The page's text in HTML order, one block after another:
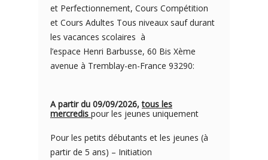
et Perfectionnement, Cours Compétition
et Cours Adultes Tous niveaux sauf durant
les vacances scolaires à
l’espace Henri Barbusse, 60 Bis Xème
avenue à Tremblay-en-France 93290:
A partir du 09/09/2026,tous les
mercredis pour les jeunes uniquement
Pour les petits débutants et les jeunes (à
partir de 5 ans) – Initiation